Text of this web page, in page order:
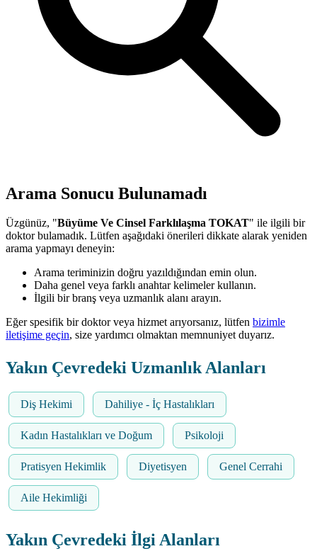
Arama Sonucu Bulunamadı
Üzgünüz, "Büyüme Ve Cinsel Farklılaşma TOKAT" ile ilgili bir
doktor bulamadık. Lütfen aşağıdaki önerileri dikkate alarak yeniden
arama yapmayı deneyin:
Arama teriminizin doğru yazıldığından emin olun.
Daha genel veya farklı anahtar kelimeler kullanın.
İlgili bir branş veya uzmanlık alanı arayın.
Eğer spesifik bir doktor veya hizmet arıyorsanız, lütfen bizimle
iletişime geçin, size yardımcı olmaktan memnuniyet duyarız.
Yakın Çevredeki Uzmanlık Alanları
Diş Hekimi Dahiliye - İç Hastalıkları
Kadın Hastalıkları ve Doğum Psikoloji
Pratisyen Hekimlik Diyetisyen Genel Cerrahi
Aile Hekimliği
Yakın Çevredeki İlgi Alanları